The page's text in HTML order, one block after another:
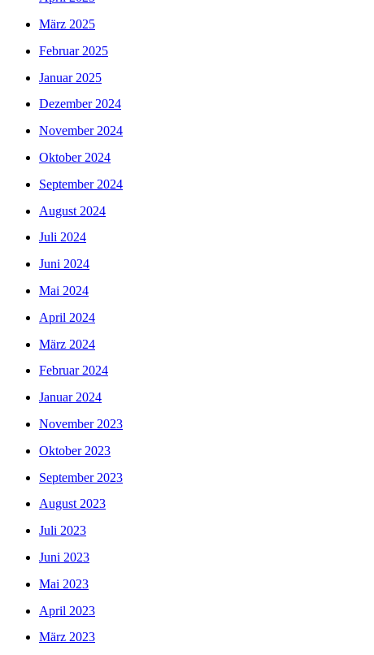
März 2025
Februar 2025
Januar 2025
Dezember 2024
November 2024
Oktober 2024
September 2024
August 2024
Juli 2024
Juni 2024
Mai 2024
April 2024
März 2024
Februar 2024
Januar 2024
November 2023
Oktober 2023
September 2023
August 2023
Juli 2023
Juni 2023
Mai 2023
April 2023
März 2023